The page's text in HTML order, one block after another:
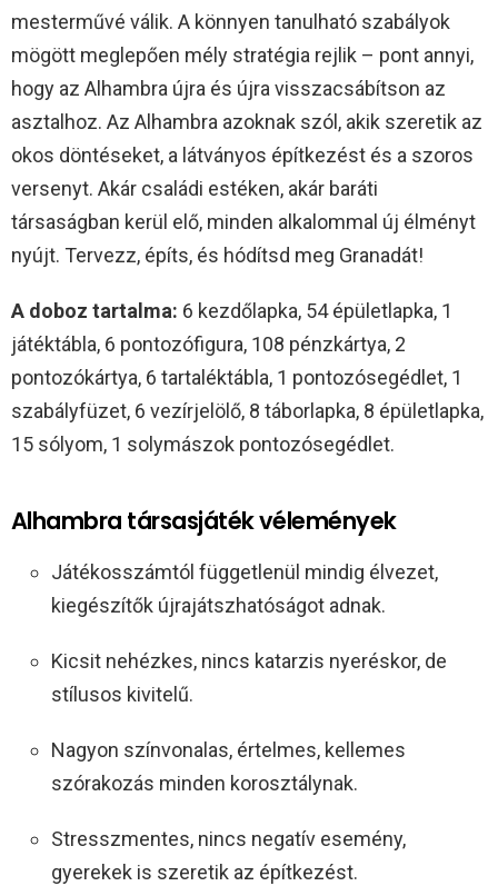
mesterművé válik. A könnyen tanulható szabályok
mögött meglepően mély stratégia rejlik – pont annyi,
hogy az Alhambra újra és újra visszacsábítson az
asztalhoz. Az Alhambra azoknak szól, akik szeretik az
okos döntéseket, a látványos építkezést és a szoros
versenyt. Akár családi estéken, akár baráti
társaságban kerül elő, minden alkalommal új élményt
nyújt. Tervezz, építs, és hódítsd meg Granadát!
A doboz tartalma: 6 kezdőlapka, 54 épületlapka, 1
játéktábla, 6 pontozófigura, 108 pénzkártya, 2
pontozókártya, 6 tartaléktábla, 1 pontozósegédlet, 1
szabályfüzet, 6 vezírjelölő, 8 táborlapka, 8 épületlapka,
15 sólyom, 1 solymászok pontozósegédlet.
Alhambra társasjáték vélemények
Játékosszámtól függetlenül mindig élvezet,
kiegészítők újrajátszhatóságot adnak.
Kicsit nehézkes, nincs katarzis nyeréskor, de
stílusos kivitelű.
Nagyon színvonalas, értelmes, kellemes
szórakozás minden korosztálynak.
Stresszmentes, nincs negatív esemény,
gyerekek is szeretik az építkezést.